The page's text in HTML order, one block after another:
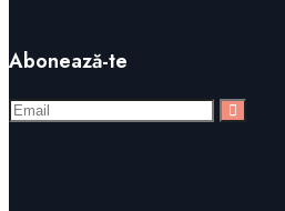
Abonează-te